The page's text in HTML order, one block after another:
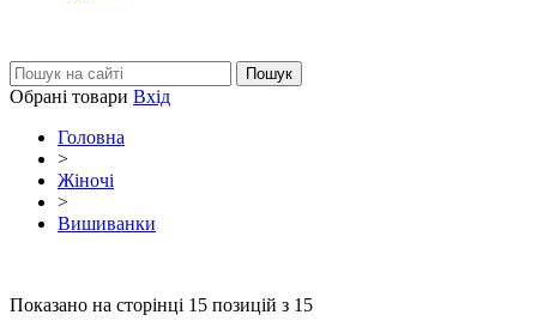
Обрані товари Вхід
Головна
>
Жіночі
>
Вишиванки
Показано на сторінці 15 позицій з 15